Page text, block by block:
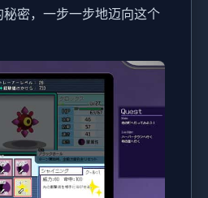
密，一步一步地迈向这个